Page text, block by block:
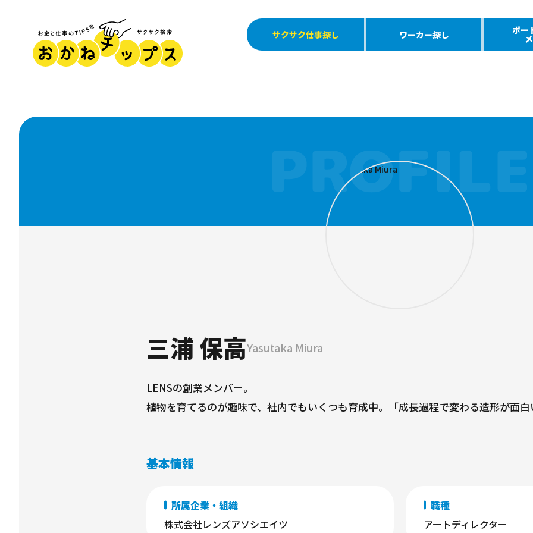
サクサク仕事探し ワーカー探し ポー
三浦 保高Yasutaka Miura
LENSの創業メンバー。
植物を育てるのが趣味で、社内でもいくつも育成中。「成長過程で変わる造形が面
基本情報
所属企業・組織
株式会社レンズアソシエイツ
職種
アートディレクター